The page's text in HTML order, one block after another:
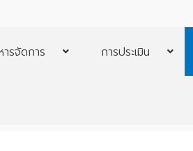
ารจัดการ การประเมิน